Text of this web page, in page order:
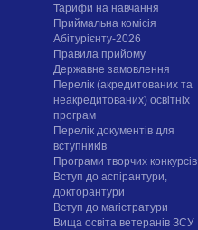
Тарифи на навчання
Приймальна комісія
Абітурієнту-2026
Правила прийому
Державне замовлення
Перелік (акредитованих та
неакредитованих) освітніх
програм
Перелік документів для
вступників
Програми творчих конкурсiв
Вступ до аспірантури,
докторантури
Вступ до магістратури
Вища освіта ветеранів ЗСУ